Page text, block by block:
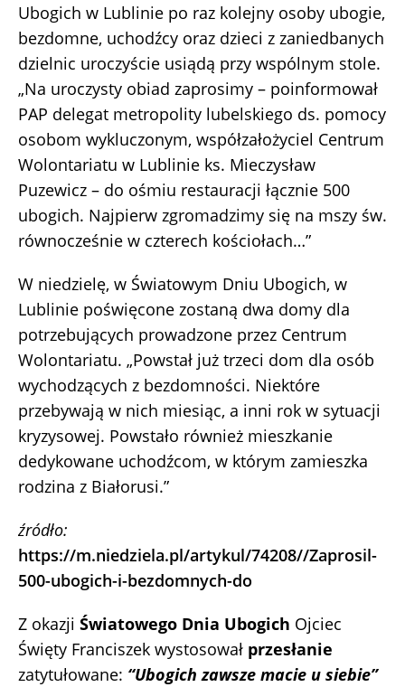
Ubogich w Lublinie po raz kolejny osoby ubogie,
bezdomne, uchodźcy oraz dzieci z zaniedbanych
dzielnic uroczyście usiądą przy wspólnym stole.
„Na uroczysty obiad zaprosimy – poinformował
PAP delegat metropolity lubelskiego ds. pomocy
osobom wykluczonym, współzałożyciel Centrum
Wolontariatu w Lublinie ks. Mieczysław
Puzewicz – do ośmiu restauracji łącznie 500
ubogich. Najpierw zgromadzimy się na mszy św.
równocześnie w czterech kościołach…”
W niedzielę, w Światowym Dniu Ubogich, w
Lublinie poświęcone zostaną dwa domy dla
potrzebujących prowadzone przez Centrum
Wolontariatu. „Powstał już trzeci dom dla osób
wychodzących z bezdomności. Niektóre
przebywają w nich miesiąc, a inni rok w sytuacji
kryzysowej. Powstało również mieszkanie
dedykowane uchodźcom, w którym zamieszka
rodzina z Białorusi.”
źródło:
https://m.niedziela.pl/artykul/74208//Zaprosil-
500-ubogich-i-bezdomnych-do
Z okazji Światowego Dnia Ubogich Ojciec
Święty Franciszek wystosował przesłanie
zatytułowane: “Ubogich zawsze macie u siebie”